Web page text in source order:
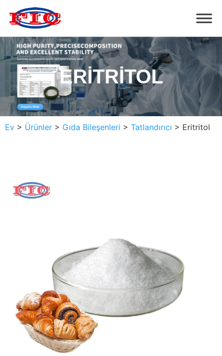
ERITRITOL
Ev > Ürünler > Gıda Bileşenleri > Tatlandırıcı > Eritritol